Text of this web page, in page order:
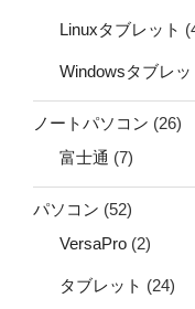
Linuxタブレット
Windowsタブレッ
ノートパソコン (26)
富士通 (7)
パソコン (52)
VersaPro (2)
タブレット (24)